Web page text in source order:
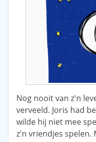
Nog nooit van z'n
verveeld. Joris had
wilde hij niet mee
z'n vriendjes spelen.